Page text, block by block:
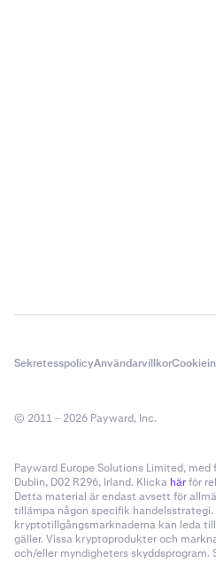
SekretesspolicyAnvändarvillkor
© 2011 – 2026 Payward, Inc.
Payward Europe Solutions Limited,
Dublin, D02 R296, Irland. Klicka härför
Detta material är endast avsett för
tillämpa någon specifik
kryptotillgångsmarknaderna kan leda
gäller. Vissa kryptoprodukter och
och/eller myndigheters skyddsprogram.